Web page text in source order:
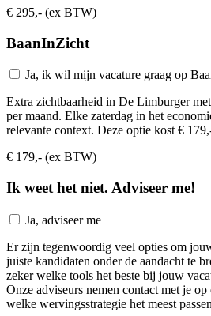
€ 295,- (ex BTW)
BaanInZicht
Ja, ik wil mijn vacature graag op
Extra zichtbaarheid in De Limburger
per maand. Elke zaterdag in het
relevante context. Deze optie kost €
€ 179,- (ex BTW)
Ik weet het niet. Adviseer me!
Ja, adviseer me
Er zijn tegenwoordig veel opties om
juiste kandidaten onder de aandacht te
zeker welke tools het beste bij jouw
Onze adviseurs nemen contact met je
welke wervingsstrategie het meest